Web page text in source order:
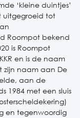
‘kleine duintjes’
uitgegroeid tot
Roompot bekend
is Roompot
en is de naam
zijn naam aan De
aan de
1984 met een sluis
en tegenwoordig